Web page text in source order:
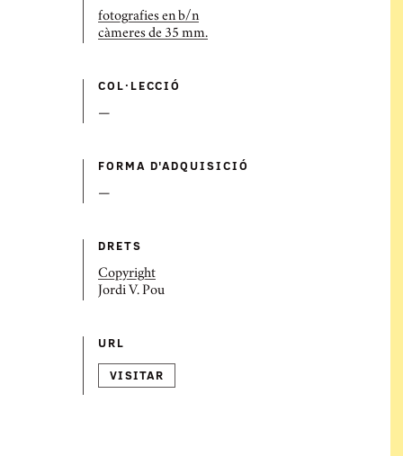
fotografies en b/n
càmeres de 35 mm.
COL·LECCIÓ
—
FORMA D'ADQUISICIÓ
—
DRETS
Copyright
Jordi V. Pou
URL
VISITAR